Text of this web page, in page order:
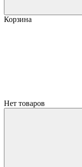
Корзина
Нет товаров